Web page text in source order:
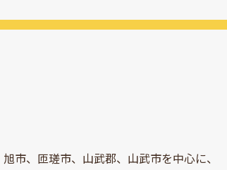
市、匝瑳市、山武郡、山武市を中心に、